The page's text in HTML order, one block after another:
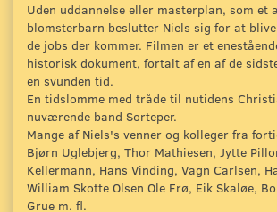
Uden uddannelse eller masterplan, som et
blomsterbarn beslutter Niels sig for at
de jobs der kommer. Filmen er et
historisk dokument, fortalt af en af de
en svunden tid.
En tidslomme med tråde til nutidens
nuværende band Sorteper.
Mange af Niels's venner og kolleger fra
Bjørn Uglebjerg, Thor Mathiesen, Jytte
Kellermann, Hans Vinding, Vagn Carlsen,
William Skotte Olsen Ole Frø, Eik Skaløe,
Grue m. fl.